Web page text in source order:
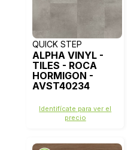
QUICK STEP
ALPHA VINYL -
TILES - ROCA
HORMIGON -
AVST40234
Identifícate para ver el
precio